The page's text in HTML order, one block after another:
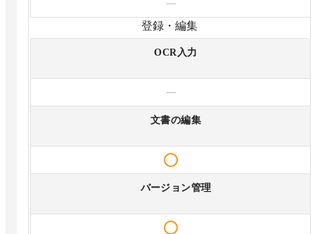
—
登録・編集
OCR入力
—
文書の編集
バージョン管理